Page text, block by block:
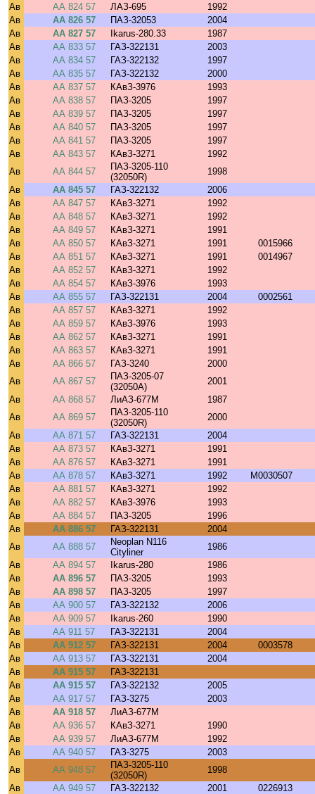
Ав
АА 824 57 ЛАЗ-695
1992
Ав
АА 826 57 ПАЗ-32053
2004
Ав
АА 827 57 Ikarus-280.33
1987
Ав
АА 833 57 ГАЗ-322131
2003
Ав
АА 834 57 ГАЗ-322132
1997
Ав
АА 835 57 ГАЗ-322132
2000
Ав
АА 837 57 КАвЗ-3976
1993
Ав
АА 838 57 ПАЗ-3205
1997
Ав
АА 839 57 ПАЗ-3205
1997
Ав
АА 840 57 ПАЗ-3205
1997
Ав
АА 841 57 ПАЗ-3205
1997
Ав
АА 843 57 КАвЗ-3271
1992
Ав
АА 844 57
ПАЗ-3205-110
(32050R)
1998
Ав
АА 845 57 ГАЗ-322132
2006
Ав
АА 847 57 КАвЗ-3271
1992
Ав
АА 848 57 КАвЗ-3271
1992
Ав
АА 849 57 КАвЗ-3271
1991
Ав
АА 850 57 КАвЗ-3271 1991
0015966
Ав
АА 851 57 КАвЗ-3271 1991
0014967
Ав
АА 852 57 КАвЗ-3271
1992
Ав
АА 854 57 КАвЗ-3976
1993
Ав
АА 855 57 ГАЗ-322131 2004
0002561
Ав
АА 857 57 КАвЗ-3271
1992
Ав
АА 859 57 КАвЗ-3976
1993
Ав
АА 862 57 КАвЗ-3271
1991
Ав
АА 863 57 КАвЗ-3271
1991
Ав
АА 866 57 ГАЗ-3240
2000
Ав
АА 867 57
ПАЗ-3205-07
(32050A)
2001
Ав
АА 868 57 ЛиАЗ-677М
1987
Ав
АА 869 57
ПАЗ-3205-110
(32050R)
2000
Ав
АА 871 57 ГАЗ-322131
2004
Ав
АА 873 57 КАвЗ-3271
1991
Ав
АА 876 57 КАвЗ-3271
1991
Ав
АА 878 57 КАвЗ-3271 1992
M0030507
Ав
АА 881 57 КАвЗ-3271
1992
Ав
АА 882 57 КАвЗ-3976
1993
Ав
АА 884 57 ПАЗ-3205
1996
Ав
АА 886 57 ГАЗ-322131
2004
Ав
АА 888 57
Neoplan N116
Cityliner
1986
Ав
АА 894 57 Ikarus-280
1986
Ав
АА 896 57 ПАЗ-3205
1993
Ав
АА 898 57 ПАЗ-3205
1997
Ав
АА 900 57 ГАЗ-322132
2006
Ав
АА 909 57 Ikarus-260
1990
Ав
АА 911 57 ГАЗ-322131
2004
Ав
АА 912 57 ГАЗ-322131 2004
0003578
Ав
АА 913 57 ГАЗ-322131
2004
Ав
АА 915 57
ГАЗ-322131
Ав
АА 915 57 ГАЗ-322132
2005
Ав
АА 917 57 ГАЗ-3275
2003
Ав
АА 918 57
ЛиАЗ-677М
Ав
АА 936 57 КАвЗ-3271
1990
Ав
АА 939 57 ЛиАЗ-677М
1992
Ав
АА 940 57 ГАЗ-3275
2003
Ав
АА 948 57
ПАЗ-3205-110
(32050R)
1998
Ав
АА 949 57 ГАЗ-322132 2001
0226913